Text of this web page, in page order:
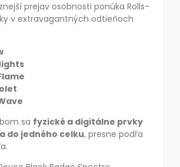
prejav osobnosti ponúka Rolls-
v extravagantných odtieňoch
sa fyzické a digitálne prvky
do jedného celku, presne podľa